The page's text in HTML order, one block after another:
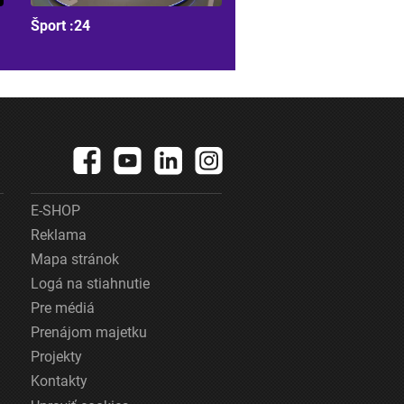
Šport :24
E-SHOP
Reklama
Mapa stránok
Logá na stiahnutie
Pre médiá
Prenájom majetku
Projekty
Kontakty